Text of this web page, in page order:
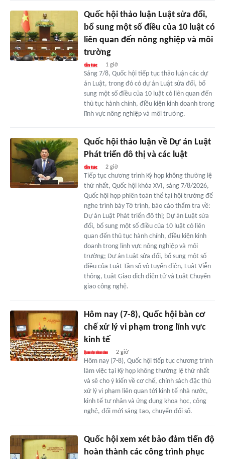
Quốc hội thảo luận Luật sửa đổi,
bổ sung một số điều của 10 luật có
liên quan đến nông nghiệp và môi
trường
1 giờ
Sáng 7/8, Quốc hội tiếp tục thảo luận các dự
án Luật, trong đó có dự án Luật sửa đổi, bổ
sung một số điều của 10 luật có liên quan đến
thủ tục hành chính, điều kiện kinh doanh trong
lĩnh vực nông nghiệp và môi trường.
Quốc hội thảo luận về Dự án Luật
Phát triển đô thị và các luật
2 giờ
Tiếp tục chương trình Kỳ họp không thường lệ
thứ nhất, Quốc hội khóa XVI, sáng 7/8/2026,
Quốc hội họp phiên toàn thể tại hội trường để
nghe trình bày Tờ trình, báo cáo thẩm tra về:
Dự án Luật Phát triển đô thị; Dự án Luật sửa
đổi, bổ sung một số điều của 10 luật có liên
quan đến thủ tục hành chính, điều kiện kinh
doanh trong lĩnh vực nông nghiệp và môi
trường; Dự án Luật sửa đổi, bổ sung một số
điều của Luật Tần số vô tuyến điện, Luật Viễn
thông, Luật Giao dịch điện tử và Luật Chuyển
giao công nghệ.
Hôm nay (7-8), Quốc hội bàn cơ
chế xử lý vi phạm trong lĩnh vực
kinh tế
2 giờ
Hôm nay (7-8), Quốc hội tiếp tục chương trình
làm việc tại Kỳ họp không thường lệ thứ nhất
và sẽ cho ý kiến về cơ chế, chính sách đặc thù
xử lý vi phạm liên quan tới kinh tế nhà nước,
kinh tế tư nhân và ứng dụng khoa học, công
nghệ, đổi mới sáng tạo, chuyển đổi số.
Quốc hội xem xét bảo đảm tiến độ
hoàn thành các công trình phục